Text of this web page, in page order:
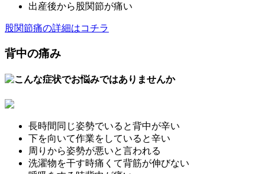
出産後から股関節が痛い
股関節痛の詳細はコチラ
背中の痛み
長時間同じ姿勢でいると背中が辛い
下を向いて作業をしていると辛い
周りから姿勢が悪いと言われる
洗濯物を干す時痛くて背筋が伸びない